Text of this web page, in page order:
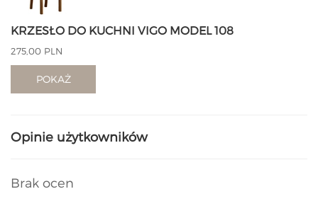
KRZESŁO DO KUCHNI VIGO MODEL 108
275,00 PLN
POKAŻ
Opinie użytkowników
Brak ocen